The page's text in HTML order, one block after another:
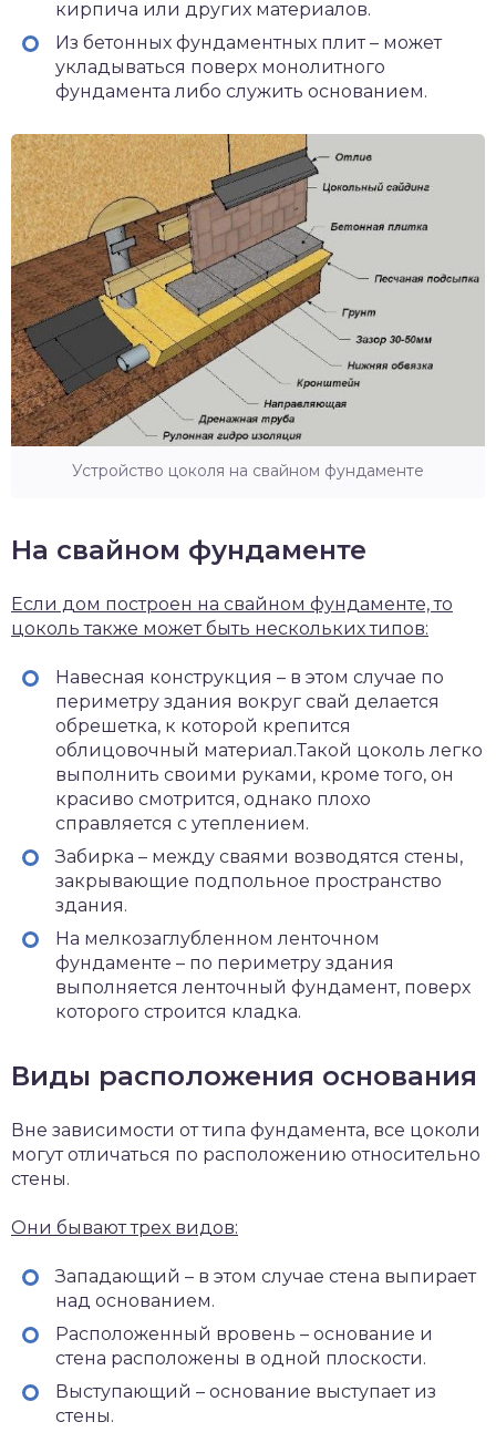
кирпича или других материалов.
Из бетонных фундаментных плит – может
укладываться поверх монолитного
фундамента либо служить основанием.
Устройство цоколя на свайном фундаменте
На свайном фундаменте
Если дом построен на свайном фундаменте, то
цоколь также может быть нескольких типов:
Навесная конструкция – в этом случае по
периметру здания вокруг свай делается
обрешетка, к которой крепится
облицовочный материал.Такой цоколь легко
выполнить своими руками, кроме того, он
красиво смотрится, однако плохо
справляется с утеплением.
Забирка – между сваями возводятся стены,
закрывающие подпольное пространство
здания.
На мелкозаглубленном ленточном
фундаменте – по периметру здания
выполняется ленточный фундамент, поверх
которого строится кладка.
Виды расположения основания
Вне зависимости от типа фундамента, все цоколи
могут отличаться по расположению относительно
стены.
Они бывают трех видов:
Западающий – в этом случае стена выпирает
над основанием.
Расположенный вровень – основание и
стена расположены в одной плоскости.
Выступающий – основание выступает из
стены.